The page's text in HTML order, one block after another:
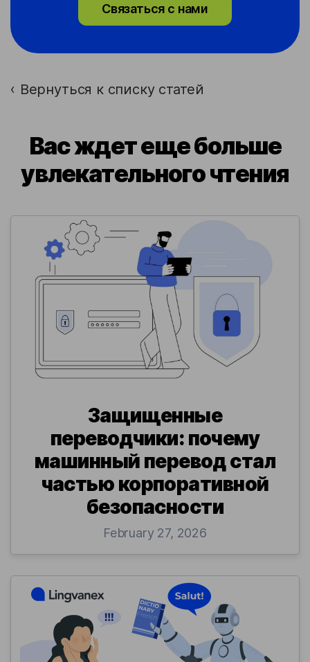
Связаться с нами
› Вернуться к списку статей
Вас ждет еще больше
увлекательного чтения
Защищенные
переводчики: почему
машинный перевод стал
частью корпоративной
безопасности
February 27, 2026